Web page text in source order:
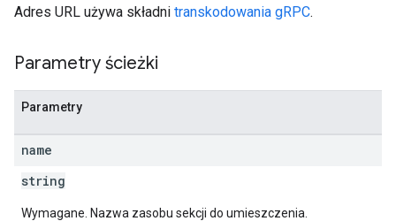
Adres URL używa składni transkodowania gRPC.
Parametry ścieżki
Parametry
name
string
Wymagane. Nazwa zasobu sekcji do umieszczenia.